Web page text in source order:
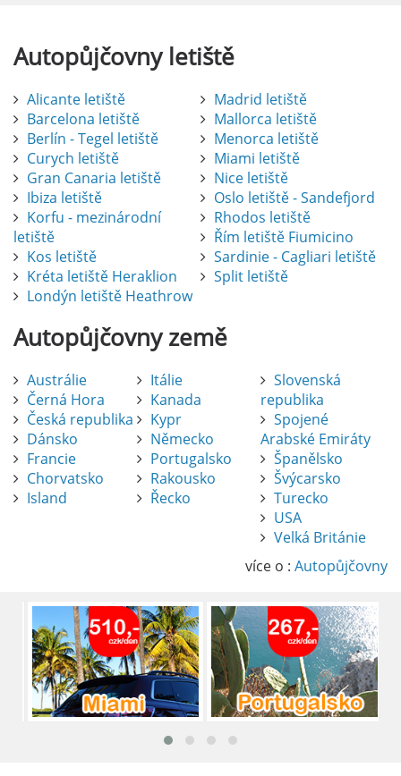
Autopůjčovnyletiště
Alicante letiště
Barcelona letiště
Berlín - Tegel letiště
Curych letiště
Gran Canaria letiště
Ibiza letiště
Korfu - mezinárodní
letiště
Kos letiště
Kréta letiště Heraklion
Londýn letiště Heathrow
Madrid letiště
Mallorca letiště
Menorca letiště
Miami letiště
Nice letiště
Oslo letiště - Sandefjord
Rhodos letiště
Řím letiště Fiumicino
Sardinie - Cagliari letiště
Split letiště
Autopůjčovnyzemě
Austrálie
Černá Hora
Česká republika
Dánsko
Francie
Chorvatsko
Island
Itálie
Kanada
Kypr
Německo
Portugalsko
Rakousko
Řecko
Slovenská
republika
Spojené
Arabské Emiráty
Španělsko
Švýcarsko
Turecko
USA
Velká Británie
více o : Autopůjčovny
Pronájem auta na letišti Alicante
Půjčení auta na letišti v Alicante je výborný
způsob, jak pohodlně objevovat město i jeho
brána do regionu Costa Blanca, se nachází
přibližně 9 km od centra Alicante.
číst :celý článek
Pronájem auta na letišti Lefkada: Kompletní
průvodce
Půjčení auta na letišti Lefkada je skvělý